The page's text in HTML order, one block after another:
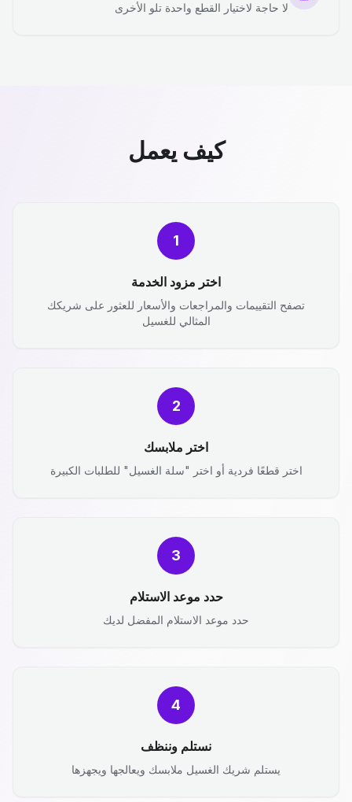
لا حاجة لاختيار القطع واحدة تلو الأخرى
كيف يعمل
1
اختر مزود الخدمة
تصفح التقييمات والمراجعات والأسعار للعثور على شريكك
المثالي للغسيل
2
اختر ملابسك
اختر قطعًا فردية أو اختر "سلة الغسيل" للطلبات الكبيرة
3
حدد موعد الاستلام
حدد موعد الاستلام المفضل لديك
4
نستلم وننظف
يستلم شريك الغسيل ملابسك ويعالجها ويجهزها